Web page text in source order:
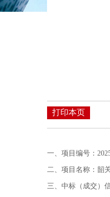
打印本页
一、 项目编号：
二、 项目名称：韶
三、中标（成交）